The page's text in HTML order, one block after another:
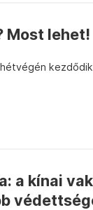
Most lehet!
a kínai